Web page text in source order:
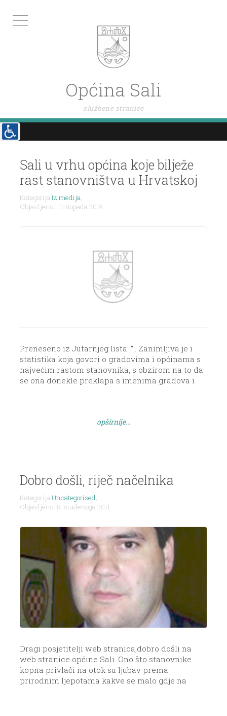
Općina Sali
službene stranice
Sali u vrhu općina koje bilježe
rast stanovništva u Hrvatskoj
KategorijaIz medija,
Objavljeno 1. listopada 2019.
Preneseno iz Jutarnjeg lista: “.. Zanimljiva je i
statistika koja govori o gradovima i općinama s
najvećim rastom stanovnika, s obzirom na to da
se ona donekle preklapa s imenima gradova i
opširnije...
Dobro došli, riječ načelnika
Kategorija Uncategorised
Objavljeno 18. studenoga 2011.
Dragi posjetitelji web stranica,dobro došli na
web stranice općine Sali. Ono što stanovnike
kopna privlači na otok su ljubav prema
prirodnim ljepotama kakve se malo gdje na